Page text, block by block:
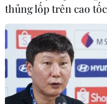
tàu trên tổng số 557 tàu
chất lượng và thấy có sai
đóng tàu.
thủng lốp trên cao